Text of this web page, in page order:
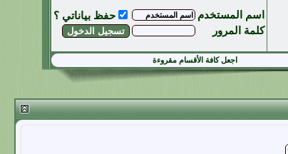
اسم المستخدم
حفظ بياناتي ؟
كلمة المرور
اجعل كافة الأقسام مقروءة